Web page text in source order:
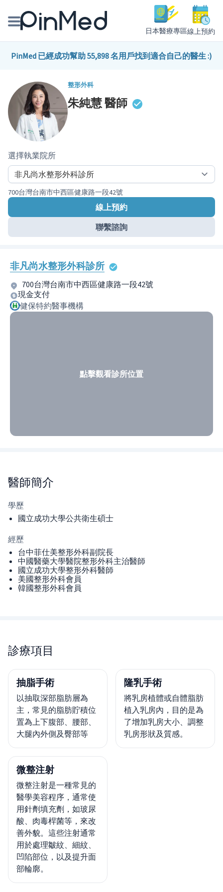
日本醫療專區線上預約
線上預約醫師、院所
醫師專欄專訪
健康主題館
PinMed 已經成功幫助 55,898 名用戶找到適合自己的醫生 :)
整形外科
朱純慧醫師
選擇執業院所
700台灣台南市中西區健康路一段42號
線上預約
聯繫諮詢
非凡尚水整形外科診所
700台灣台南市中西區健康路一段42號
現金支付
健保特約醫事機構
點擊觀看診所位置
醫師簡介
學歷
國立成功大學公共衛生碩士
經歷
台中菲仕美整形外科副院長
中國醫藥大學醫院整形外科主治醫師
國立成功大學整形外科醫師
美國整形外科會員
韓國整形外科會員
診療項目
抽脂手術
以抽取深部脂肪層為
主，常見的脂肪貯積位
置為上下腹部、腰部、
大腿內外側及臀部等
隆乳手術
將乳房植體或自體脂肪
植入乳房內，目的是為
了增加乳房大小、調整
乳房形狀及質感。
微整注射
微整注射是一種常見的
醫學美容程序，通常使
用針劑填充劑，如玻尿
酸、肉毒桿菌等，來改
善外貌。這些注射通常
用於處理皺紋、細紋、
凹陷部位，以及提升面
部輪廓。